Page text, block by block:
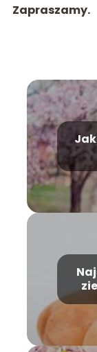
Zapraszamy.